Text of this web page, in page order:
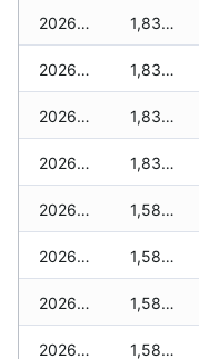
2026-02-21 1,835 zł
2026-02-20 1,835 zł
2026-02-19 1,835 zł
2026-02-18 1,835 zł
2026-02-17 1,580 zł
2026-02-16 1,580 zł
2026-02-15 1,580 zł
2026-02-14 1,580 zł